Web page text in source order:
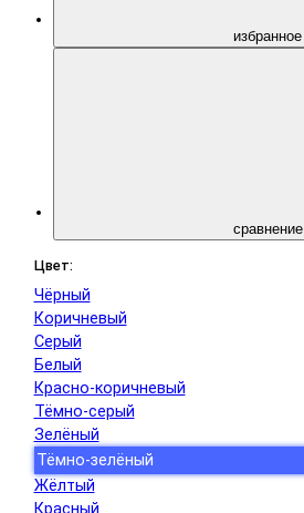
избранное
сравнение
Цвет:
Чёрный
Коричневый
Серый
Белый
Красно-коричневый
Тёмно-серый
Зелёный
Тёмно-зелёный
Жёлтый
Красный